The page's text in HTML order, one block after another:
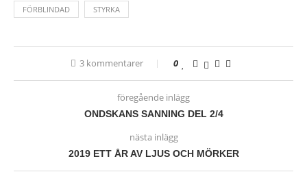
FÖRBLINDAD STYRKA
3 kommentarer 0
föregående inlägg
ONDSKANS SANNING DEL 2/4
nästa inlägg
2019 ETT ÅR AV LJUS OCH MÖRKER